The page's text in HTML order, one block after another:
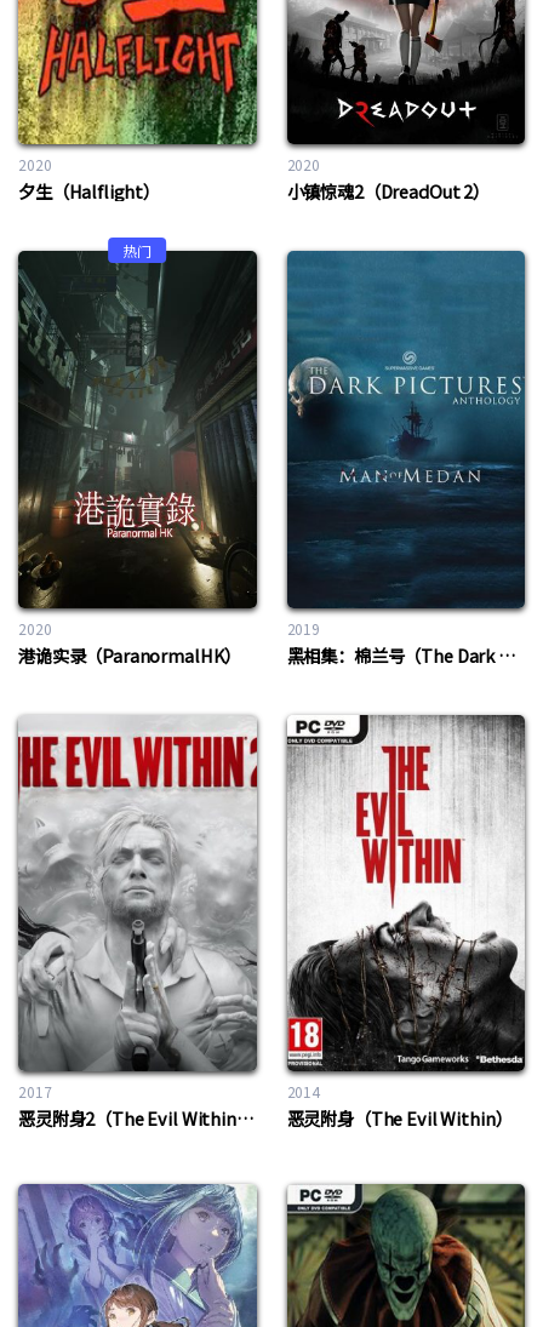
2020
夕生（Halflight）
2020
小镇惊魂2（DreadOut 2）
热门
2020
港诡实录（ParanormalHK）
2019
黑相集：棉兰号（The Dark Pictures：Man of Medan）
2017
恶灵附身2（The Evil Within 2）
2014
恶灵附身（The Evil Within）